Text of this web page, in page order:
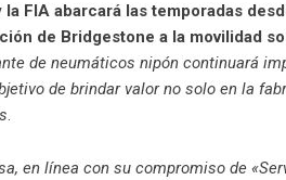
FIA abarcará las temporadas
de Bridgestone a la movilidad
de neumáticos nipón continuará
de brindar valor no solo en la
.
en línea con su compromiso de